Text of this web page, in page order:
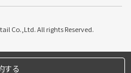
Co.,Ltd. All rights Reserved.
する